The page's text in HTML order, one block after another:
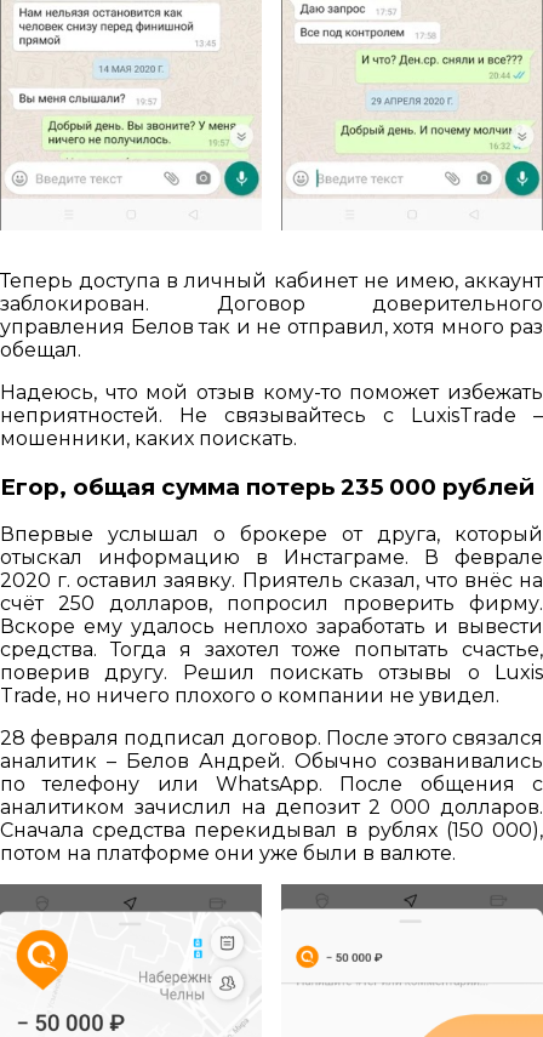
Теперь доступа в личный кабинет не имею, аккаунт
заблокирован. Договор доверительного
управления Белов так и не отправил, хотя много раз
обещал.
Надеюсь, что мой отзыв кому-то поможет избежать
неприятностей. Не связывайтесь с LuxisTrade –
мошенники, каких поискать.
Егор, общая сумма потерь 235 000 рублей
Впервые услышал о брокере от друга, который
отыскал информацию в Инстаграме. В феврале
2020 г. оставил заявку. Приятель сказал, что внёс на
счёт 250 долларов, попросил проверить фирму.
Вскоре ему удалось неплохо заработать и вывести
средства. Тогда я захотел тоже попытать счастье,
поверив другу. Решил поискать отзывы о Luxis
Trade, но ничего плохого о компании не увидел.
28 февраля подписал договор. После этого связался
аналитик – Белов Андрей. Обычно созванивались
по телефону или WhatsApp. После общения с
аналитиком зачислил на депозит 2 000 долларов.
Сначала средства перекидывал в рублях (150 000),
потом на платформе они уже были в валюте.